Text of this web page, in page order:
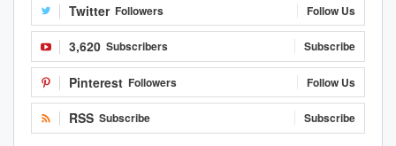
Twitter Followers Follow Us
3,620 Subscribers Subscribe
Pinterest Followers Follow Us
RSS Subscribe Subscribe